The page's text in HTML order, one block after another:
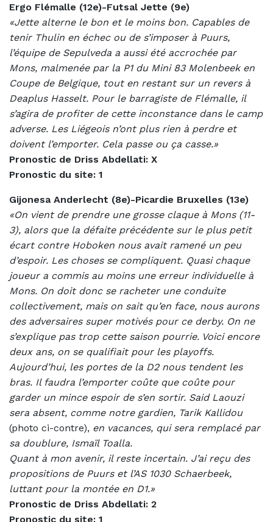
Ergo Flémalle (12e)-Futsal Jette (9e)
«Jette alterne le bon et le moins bon. Capables de
tenir Thulin en échec ou de s’imposer à Puurs,
l’équipe de Sepulveda a aussi été accrochée par
Mons, malmenée par la P1 du Mini 83 Molenbeek en
Coupe de Belgique, tout en restant sur un revers à
Deaplus Hasselt. Pour le barragiste de Flémalle, il
s’agira de profiter de cette inconstance dans le camp
adverse. Les Liégeois n’ont plus rien à perdre et
doivent l’emporter. Cela passe ou ça casse.»
Pronostic de Driss Abdellati: X
Pronostic du site: 1
Gijonesa Anderlecht (8e)-Picardie Bruxelles (13e)
«On vient de prendre une grosse claque à Mons (11-
3), alors que la défaite précédente sur le plus petit
écart contre Hoboken nous avait ramené un peu
d’espoir. Les choses se compliquent. Quasi chaque
joueur a commis au moins une erreur individuelle à
Mons. On doit donc se racheter une conduite
collectivement, mais on sait qu’en face, nous aurons
des adversaires super motivés pour ce derby. On ne
s’explique pas trop cette saison pourrie. Voici encore
deux ans, on se qualifiait pour les playoffs.
Aujourd’hui, les portes de la D2 nous tendent les
bras. Il faudra l’emporter coûte que coûte pour
garder un mince espoir de s’en sortir. Said Laouzi
sera absent, comme notre gardien, Tarik Kallidou
(photo ci-contre), en vacances, qui sera remplacé par
sa doublure, Ismaïl Toalla.
Quant à mon avenir, il reste incertain. J’ai reçu des
propositions de Puurs et l’AS 1030 Schaerbeek,
luttant pour la montée en D1.»
Pronostic de Driss Abdellati: 2
Pronostic du site: 1